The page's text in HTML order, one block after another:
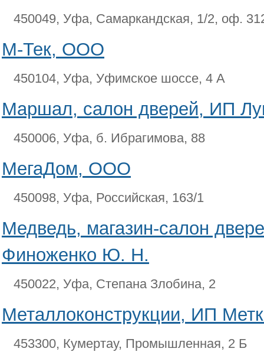
450049, Уфа, Самаркандская, 1/2, оф.
М-Тек, ООО
450104, Уфа, Уфимское шоссе, 4 А
Маршал, салон дверей, ИП
450006, Уфа, б. Ибрагимова, 88
МегаДом, ООО
450098, Уфа, Российская, 163/1
Медведь, магазин-салон
Финоженко Ю. Н.
450022, Уфа, Степана Злобина, 2
Металлоконструкции, ИП
453300, Кумертау, Промышленная, 2 Б